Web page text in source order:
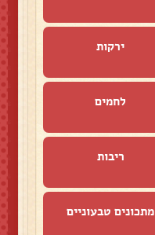
ירקות
לחמים
ריבות
מתכונים טבעוניים